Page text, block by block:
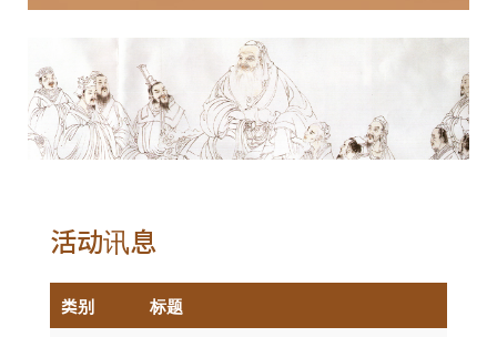
活动讯息
类别
标题